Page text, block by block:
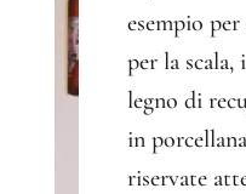
esempio
per la scala,
legno di
in
riservate